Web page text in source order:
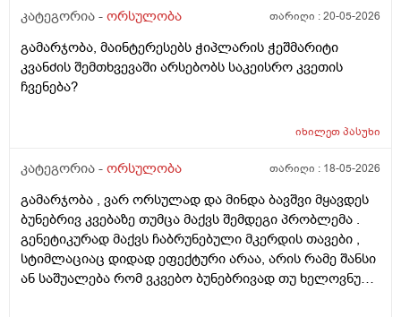
კატეგორია - ორსულობა თარიღი :20-05-2026
გამარჯობა, მაინტერესებს ჭიპლარის ჭეშმარიტი
კვანძის შემთხვევაში არსებობს საკეისრო კვეთის
ჩვენება?
იხილეთპასუხი
კატეგორია - ორსულობა თარიღი : 18-05-2026
გამარჯობა , ვარ ორსულად და მინდა ბავშვი მყავდეს
ბუნებრივ კვებაზე თუმცა მაქვს შემდეგი პრობლემა .
გენეტიკურად მაქვს ჩაბრუნებული მკერდის თავები ,
სტიმლაციაც დიდად ეფექტური არაა, არის რამე შანსი
ან საშუალება რომ ვკვებო ბუნებრივად თუ ხელოვნური